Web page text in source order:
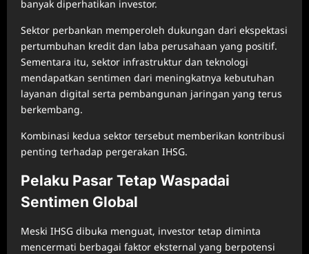
banyak diperhatikan investor.
Sektor perbankan memperoleh dukungan dari ekspektasi
pertumbuhan kredit dan laba perusahaan yang positif.
Sementara itu, sektor infrastruktur dan teknologi
mendapatkan sentimen dari meningkatnya kebutuhan
layanan digital serta pembangunan jaringan yang terus
berkembang.
Kombinasi kedua sektor tersebut memberikan kontribusi
penting terhadap pergerakan IHSG.
Pelaku Pasar Tetap Waspadai
Sentimen Global
Meski IHSG dibuka menguat, investor tetap diminta
mencermati berbagai faktor eksternal yang berpotensi